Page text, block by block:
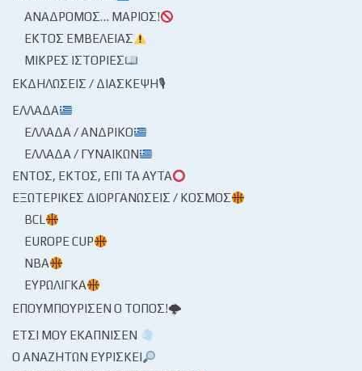
ΑΝΆΔΡΟΜΟΣ… ΜΆΡΙΟΣ!
ΕΚΤΌΣ ΕΜΒΈΛΕΙΑΣ
ΜΙΚΡΈΣ ΙΣΤΟΡΊΕΣ
ΕΚΔΗΛΏΣΕΙΣ / ΔΙΆΣΚΕΨΗ🎙
ΕΛΛΆΔΑ
ΕΛΛΆΔΑ / ΑΝΔΡΙΚΌ
ΕΛΛΆΔΑ / ΓΥΝΑΙΚΏΝ
ΕΝΤΌΣ, ΕΚΤΌΣ, ΕΠΊ ΤΑ ΑΥΤΆ
ΕΞΩΤΕΡΙΚΈΣ ΔΙΟΡΓΑΝΏΣΕΙΣ / ΚΌΣΜΟΣ
BCL
EUROPE CUP
NBA
ΕΥΡΩΛΊΓΚΑ
ΕΠΟΥΜΠΟΎΡΙΣΕΝ Ο ΤΌΠΟΣ!🌩
ΈΤΣΙ ΜΟΥ ΕΚΆΠΝΙΣΕΝ
Ο ΑΝΑΖΗΤΏΝ ΕΥΡΊΣΚΕΙ